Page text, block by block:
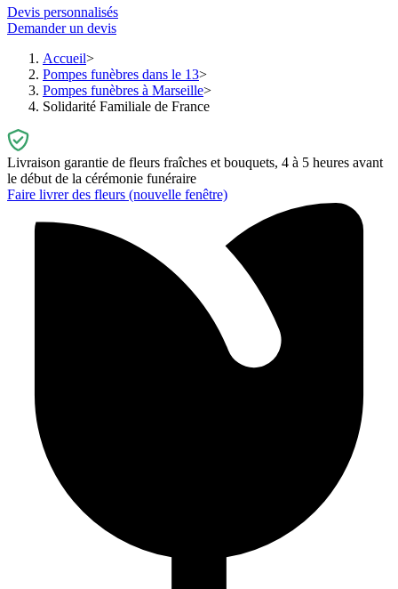
Devis personnalisés
Demander un devis
Accueil
Pompes funèbres dans le 13
Pompes funèbres à Marseille
Solidarité Familiale de France
Livraison garantie de fleurs fraîches et bouquets, 4 à 5 heures avant
le début de la cérémonie funéraire
Faire livrer des fleurs (nouvelle fenêtre)